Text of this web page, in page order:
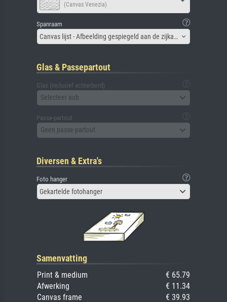
(Canvas Venezia)
Spanraam
Canvas lijst - Afbeelding gespiegeld aan de zijkant
Glas & Passepartout
Glas (inclusief achterbord)
Selecteer aub
Passe-partout
Geen passe-partout
Diversen & Extra's
Foto hanger
Gekartelde fotohanger
Samenvatting
Print & medium
€ 65.79
Afwerking
€ 11.34
Canvas frame
€ 39.93